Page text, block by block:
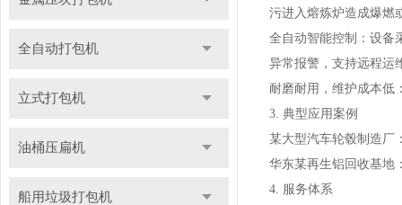
全自动打包机
立式打包机
油桶压扁机
船用垃圾打包机
污进入熔炼炉造成爆燃
全自动智能控制：设备
异常报警，支持远程运
耐磨耐用，维护成本低
3. 典型应用案例
某大型汽车轮毂制造厂
华东某再生铝回收基地
4. 服务体系